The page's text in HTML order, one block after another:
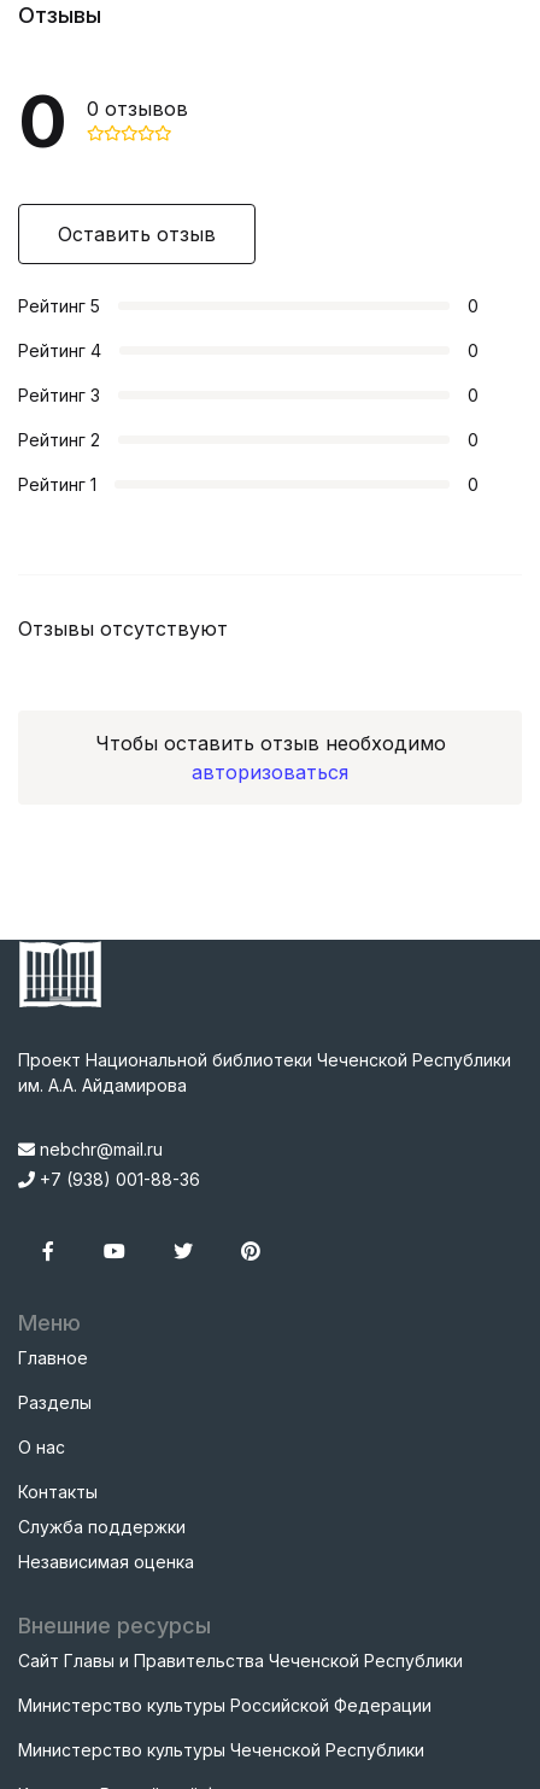
Отзывы
0 0 отзывов
Оставить отзыв
Рейтинг 5 0
Рейтинг 4 0
Рейтинг 3 0
Рейтинг 2 0
Рейтинг 1 0
Отзывы отсутствуют
Чтобы оставить отзыв необходимо
авторизоваться
Проект Национальной библиотеки Чеченской Республики
им. А.А. Айдамирова
nebchr@mail.ru
+7 (938) 001-88-36
Меню
Главное
Разделы
О нас
Контакты
Служба поддержки
Независимая оценка
Внешние ресурсы
Сайт Главы и Правительства Чеченской Республики
Министерство культуры Российской Федерации
Министерство культуры Чеченской Республики